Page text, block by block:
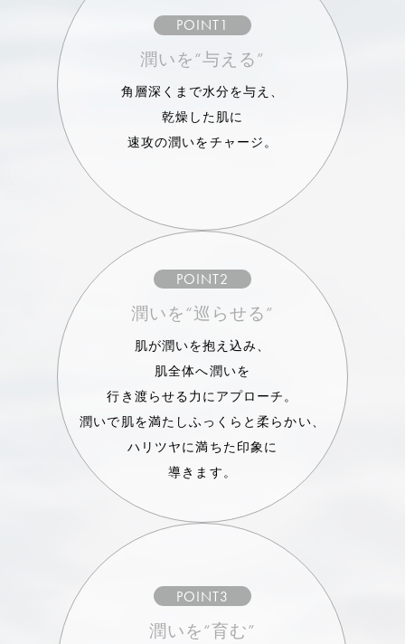
POINT1
潤いを“与える”
角層深くまで水分を与え、
乾燥した肌に
速攻の潤いをチャージ。
POINT2
潤いを“巡らせる”
肌が潤いを抱え込み、
肌全体へ潤いを
行き渡らせる力にアプローチ。
潤いで肌を満たしふっくらと柔らかい、
ハリツヤに満ちた印象に
導きます。
POINT3
潤いを“育む”